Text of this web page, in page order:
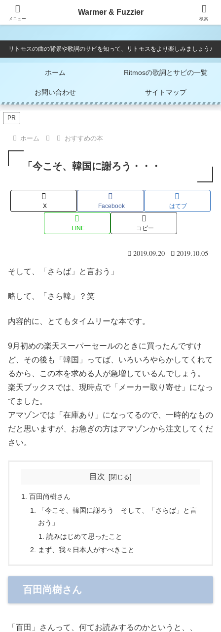
Warmer & Fuzzier
リトモスの曲の背景や歌詞のサビを知って、リトモスをより楽しみましょう♪
ホーム Ritmosの歌詞とサビの一覧
お問い合わせ サイトマップ
PR
ホーム おすすめの本
「今こそ、韓国に謝ろう・・・
X Facebook はてブ
LINE コピー
2019.09.20 2019.10.05
そして、「さらば」と言おう」
略して、「さら韓」？笑
内容的に、とてもタイムリーな本です。
9月初めの楽天スーパーセールのときに買ったんですけ
ど、その後も「韓国」ってば、いろいろやらかしてくれて
るから、この本を求める人が急増しているんでしょう。
楽天ブックスでは、現時点で「メーカー取り寄せ」になっ
てました。
アマゾンでは「在庫あり」になってるので、一時的なもの
だと思いますが、お急ぎの方はアマゾンから注文してくだ
さい。
目次
百田尚樹さん
「今こそ、韓国に謝ろう そして、「さらば」と言
おう」
読みはじめて思ったこと
まず、我々日本人がすべきこと
百田尚樹さん
「百田」さんって、何てお読みするのかというと、、
メニュー
Warmer & Fuzzier
検索